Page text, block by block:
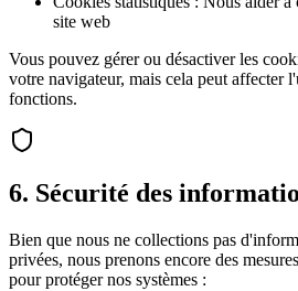
site web
Vous pouvez gérer ou désactiver les
votre navigateur, mais cela peut affecter
fonctions.
6. Sécurité des
Bien que nous ne collections pas
privées, nous prenons encore des
pour protéger nos systèmes :